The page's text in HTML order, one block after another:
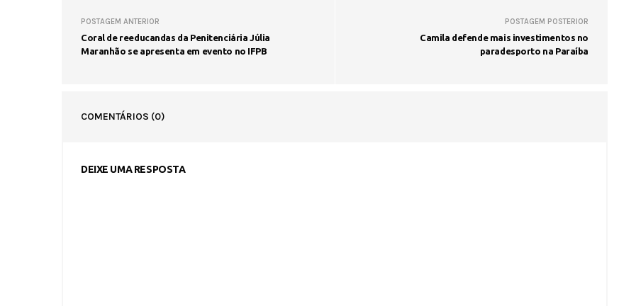
POSTAGEM ANTERIOR
Coral de reeducandas da Penitenciária Júlia
Maranhão se apresenta em evento no IFPB
POSTAGEM POSTERIOR
Camila defende mais investimentos no
paradesporto na Paraíba
COMENTÁRIOS (0)
DEIXE UMA RESPOSTA